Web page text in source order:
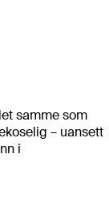
samme som
– uansett
i